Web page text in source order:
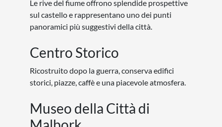
Le rive del fiume offrono splendide prospettive
sul castello e rappresentano uno dei punti
panoramici più suggestivi della città.
Centro Storico
Ricostruito dopo la guerra, conserva edifici
storici, piazze, caffè e una piacevole atmosfera.
Museo della Città di